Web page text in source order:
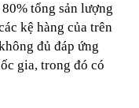
tổng sản lượng
kệ hàng của trên
đủ đáp ứng
gia, trong đó có